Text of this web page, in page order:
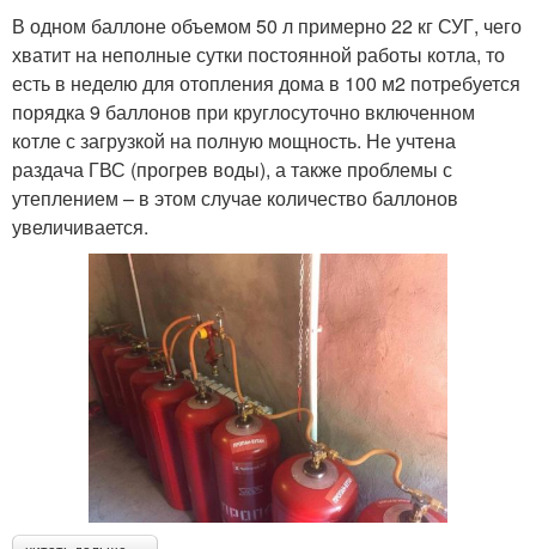
В одном баллоне объемом 50 л примерно 22 кг СУГ, чего
хватит на неполные сутки постоянной работы котла, то
есть в неделю для отопления дома в 100 м2 потребуется
порядка 9 баллонов при круглосуточно включенном
котле с загрузкой на полную мощность. Не учтена
раздача ГВС (прогрев воды), а также проблемы с
утеплением – в этом случае количество баллонов
увеличивается.